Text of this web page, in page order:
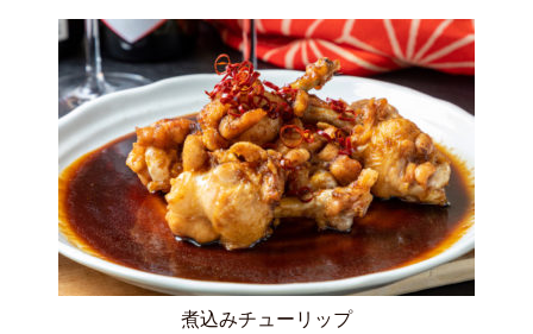
煮込みチューリップ